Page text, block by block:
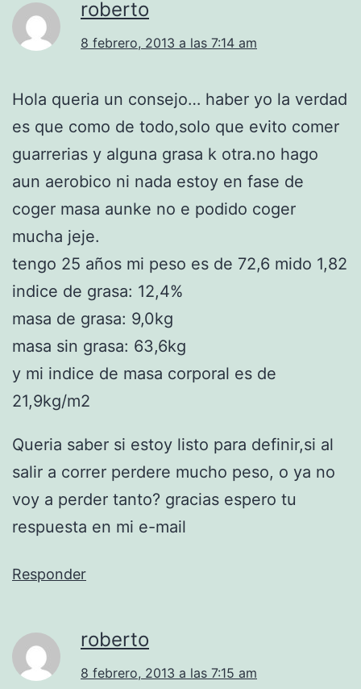
roberto
8 febrero, 2013 a las 7:14 am
Hola queria un consejo… haber yo la verdad
es que como de todo,solo que evito comer
guarrerias y alguna grasa k otra.no hago
aun aerobico ni nada estoy en fase de
coger masa aunke no e podido coger
mucha jeje.
tengo 25 años mi peso es de 72,6 mido 1,82
indice de grasa: 12,4%
masa de grasa: 9,0kg
masa sin grasa: 63,6kg
y mi indice de masa corporal es de
21,9kg/m2
Queria saber si estoy listo para definir,si al
salir a correr perdere mucho peso, o ya no
voy a perder tanto? gracias espero tu
respuesta en mi e-mail
Responder
roberto
8 febrero, 2013 a las 7:15 am